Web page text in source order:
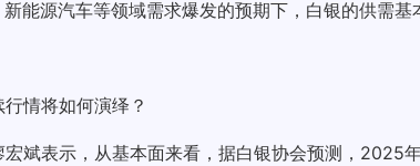
能源汽车等领域需求爆发的预期下，白银的供需
情将如何演绎？
斌表示，从基本面来看，据白银协会预测，